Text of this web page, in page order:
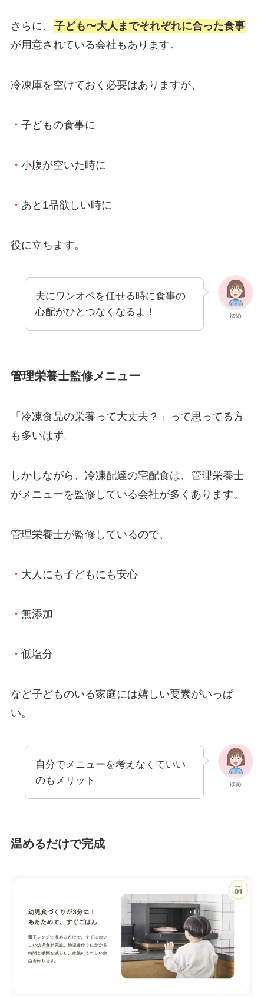
さらに、
子ども〜大人までそれぞれに合った食事
が用意されている会社もあります。
冷凍庫を空けておく必要はありますが、
・ 子どもの食事に
・ 小腹が空いた時に
・ あと1品欲しい時に
役に立ちます。
ゆめ
夫にワンオペを任せる時に食事の
心配がひとつなくなるよ！
管理栄養士監修メニュー
「冷凍食品の栄養って大丈夫？」って思ってる方
も多いはず。
しかしながら、冷凍配達の宅配食は、管理栄養士
がメニューを監修している会社が多くあります。
管理栄養士が監修しているので、
・ 大人にも子どもにも安心
・ 無添加
・ 低塩分
など子どものいる家庭には嬉しい要素がいっぱ
い。
ゆめ
自分でメニューを考えなくていい
のもメリット
温めるだけで完成